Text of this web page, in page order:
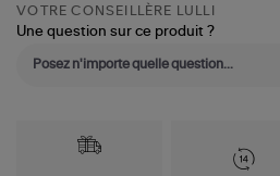
VOTRE CONSEILLÈRE LULLI
Une question sur ce produit ?